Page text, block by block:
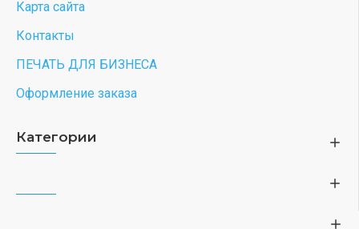
Карта сайта
Контакты
ПЕЧАТЬ ДЛЯ БИЗНЕСА
Оформление заказа
Категории